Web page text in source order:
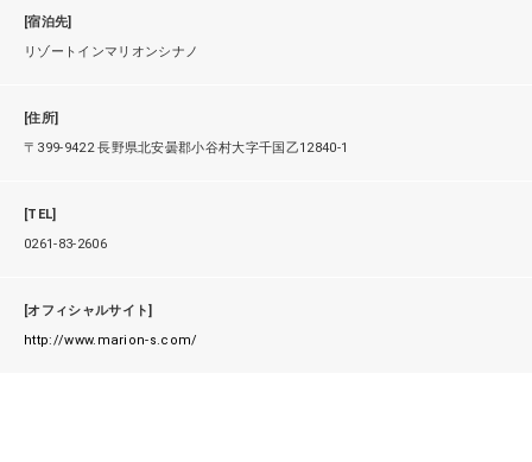
[宿泊先]
リゾートインマリオンシナノ
[住所]
〒399-9422 長野県北安曇郡小谷村大字千国乙12840-1
[TEL]
0261-83-2606
[オフィシャルサイト]
http://www.marion-s.com/